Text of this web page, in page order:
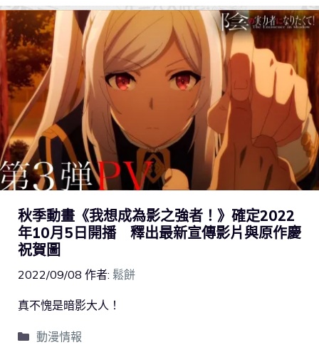
秋季動畫《我想成為影之強者！》確定2022
年10月5日開播 釋出最新宣傳影片與原作慶
祝賀圖
2022/09/08 作者: 鬆餅
真不愧是暗影大人！
動漫情報